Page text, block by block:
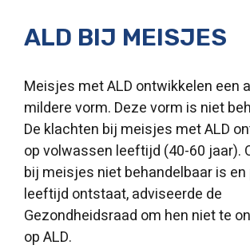
ALD BIJ MEISJES
Meisjes met ALD ontwikkelen een
mildere vorm. Deze vorm is niet
De klachten bij meisjes met ALD
op volwassen leeftijd (40-60 jaar).
bij meisjes niet behandelbaar is
leeftijd ontstaat, adviseerde de
Gezondheidsraad om hen niet te
op ALD.